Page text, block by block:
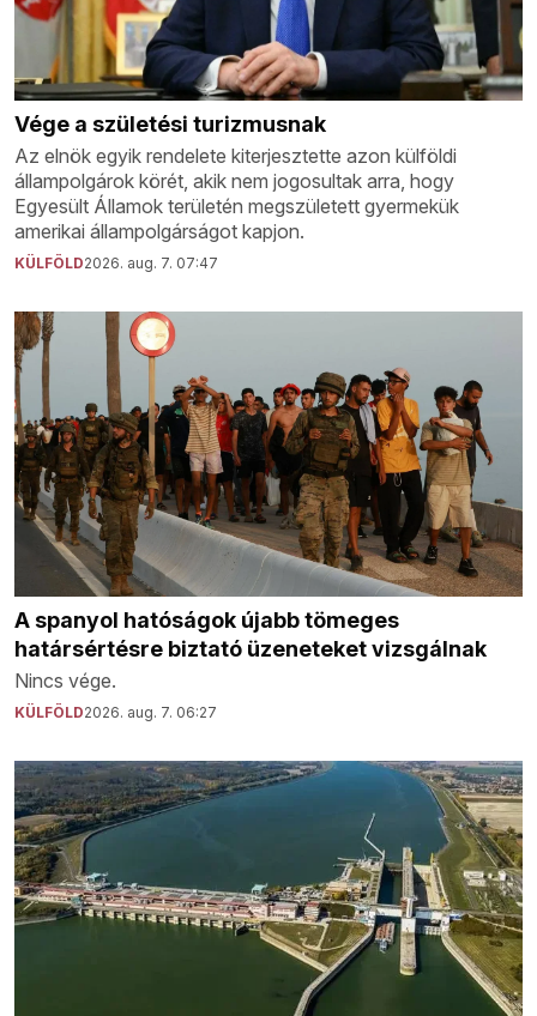
Vége a születési turizmusnak
Az elnök egyik rendelete kiterjesztette azon külföldi
állampolgárok körét, akik nem jogosultak arra, hogy
Egyesült Államok területén megszületett gyermekük
amerikai állampolgárságot kapjon.
KÜLFÖLD2026. aug. 7. 07:47
A spanyol hatóságok újabb tömeges
határsértésre biztató üzeneteket vizsgálnak
Nincs vége.
KÜLFÖLD2026. aug. 7. 06:27